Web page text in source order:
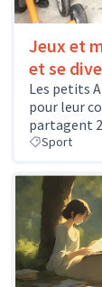
Jeux et
et se
Les petits
pour leur
partagent
Sport